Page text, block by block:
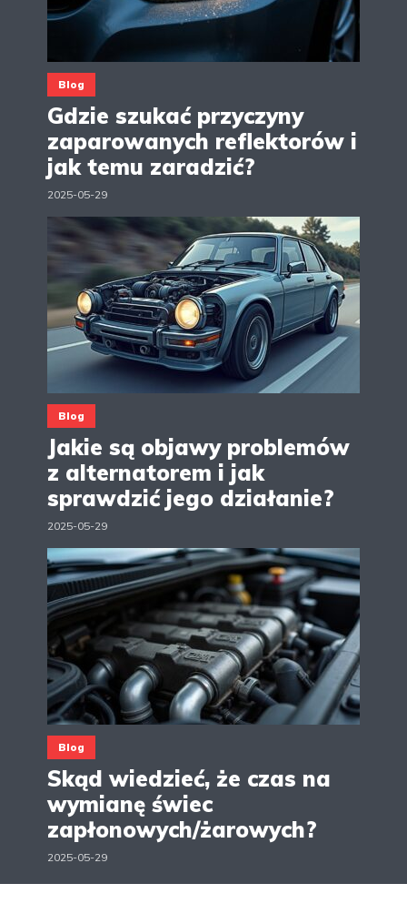
Blog
Gdzie szukać przyczyny
zaparowanych reflektorów i
jak temu zaradzić?
2025-05-29
Blog
Jakie są objawy problemów
z alternatorem i jak
sprawdzić jego działanie?
2025-05-29
Blog
Skąd wiedzieć, że czas na
wymianę świec
zapłonowych/żarowych?
2025-05-29